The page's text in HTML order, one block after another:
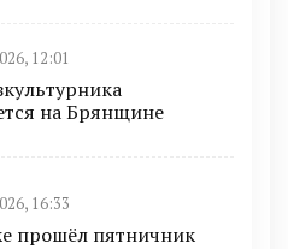
12:01
на Брянщине
16:33
прошёл пятничник